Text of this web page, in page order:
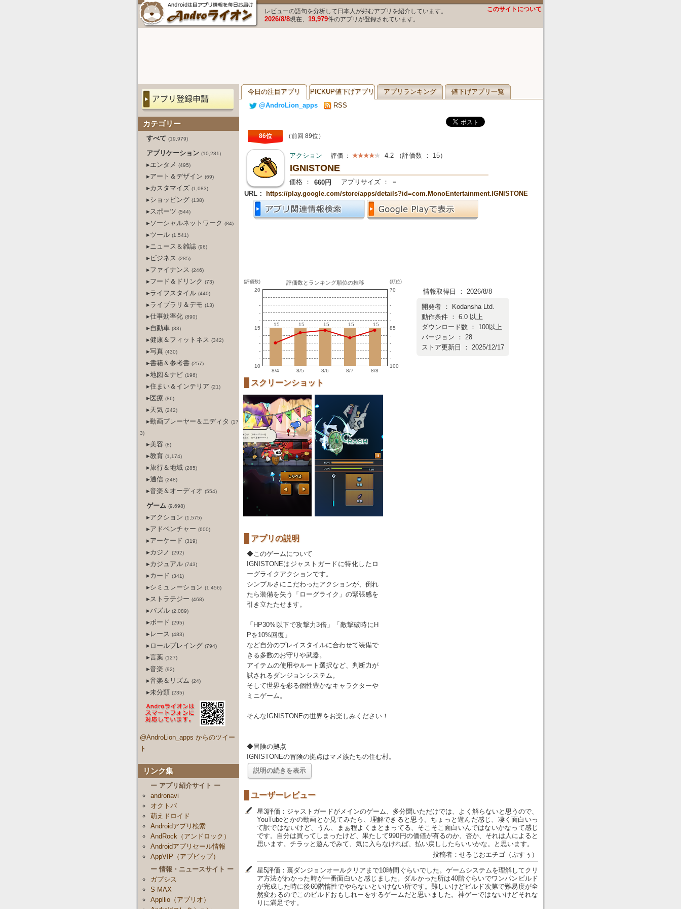
レビューの語句を分析して日本人が好むアプリを紹介しています。
2026/8/8現在、 19,979件のアプリが登録されています。
このサイトについて
今日の注目アプリ PICKUP値下げアプリ アプリランキング
値下げアプリ一覧
@AndroLion_apps
RSS
カテゴリー
すべて (19,979)
アプリケーション (10,281)
▸エンタメ (495)
▸アート＆デザイン (69)
▸カスタマイズ (1,083)
▸ショッピング (138)
▸スポーツ (544)
▸ソーシャルネットワーク (84)
▸ツール (1,541)
▸ニュース＆雑誌 (96)
▸ビジネス (285)
▸ファイナンス (246)
▸フード＆ドリンク (73)
▸ライフスタイル (440)
▸ライブラリ＆デモ (13)
▸仕事効率化 (890)
▸自動車 (33)
▸健康＆フィットネス (342)
▸写真 (430)
▸書籍＆参考書 (257)
▸地図＆ナビ (196)
▸住まい＆インテリア (21)
▸医療 (86)
▸天気 (242)
▸動画プレーヤー＆エディタ (17
3)
▸美容 (8)
▸教育 (1,174)
▸旅行＆地域 (285)
▸通信 (248)
▸音楽＆オーディオ (554)
ゲーム (9,698)
▸アクション (1,575)
▸アドベンチャー (600)
▸アーケード (319)
▸カジノ (292)
▸カジュアル (743)
▸カード (341)
▸シミュレーション (1,456)
▸ストラテジー (468)
▸パズル (2,089)
▸ボード (295)
▸レース (483)
▸ロールプレイング (794)
▸言葉 (127)
▸音楽 (92)
▸音楽＆リズム (24)
▸未分類 (235)
@AndroLion_apps からのツイー
ト
リンク集
ー アプリ紹介サイト ー
andronavi
オクトバ
萌えドロイド
Androidアプリ検索
AndRock（アンドロック）
Androidアプリセール情報
AppVIP（アプビップ）
ー 情報・ニュースサイト ー
ガプシス
S-MAX
Appllio（アプリオ）
86位 （前回 89位）
アクション 評価 ： 4.2 （評価数 ： 15）
IGNISTONE
価格 ： 660円 アプリサイズ ：
－
URL：
https://play.google.com/store/apps/details?id=com.MonoEntertainment.IGNISTONE
(評価数)
20
-
-
-
-
15
-
-
-
-
10
評価数とランキング順位の推移
15
15 15
15 15
15 15
15 15
15
8/4 8/5 8/6 8/7 8/8
(順位)
70
-
-
-
-
85
-
-
-
-
100
情報取得日 ： 2026/8/8
開発者 ：
Kodansha Ltd.
動作条件 ： 6.0 以上
ダウンロード数 ： 100以上
バージョン ： 28
ストア更新日 ： 2025/12/17
スクリーンショット
アプリの説明
◆このゲームについて
IGNISTONEはジャストガードに特化したロ
ーグライクアクションです。
シンプルさにこだわったアクションが、倒れ
たら装備を失う「ローグライク」の緊張感を
引き立たたせます。
「HP30%以下で攻撃力3倍」「敵撃破時にH
Pを10%回復」
など自分のプレイスタイルに合わせて装備で
きる多数のお守りや武器。
アイテムの使用やルート選択など、判断力が
試されるダンジョンシステム。
そして世界を彩る個性豊かなキャラクターや
ミニゲーム。
そんなIGNISTONEの世界をお楽しみください！
◆冒険の拠点
IGNISTONEの冒険の拠点はマメ族たちの住む村。
説明の続きを表示
ユーザーレビュー
星3評価：ジャストガードがメインのゲーム、多分聞いただけでは、よく解らないと思うので、
YouTubeとかの動画とか見てみたら、理解できると思う。ちょっと遊んだ感じ、凄く面白いっ
て訳ではないけど、うん、まぁ程よくまとまってる、そこそこ面白いんではないかなって感じ
です。自分は買ってしまったけど、果たして990円の価値が有るのか、否か、それは人によると
思います。チラッと遊んでみて、気に入らなければ、払い戻ししたらいいかな。と思います。
投稿者：せるじおエチゴ（ぷすぅ）
星5評価：裏ダンジョンオールクリアまで10時間ぐらいでした。ゲームシステムを理解してクリ
ア方法がわかった時が一番面白いと感じました。ダルかった所は40階ぐらいでワンパンビルド
が完成した時に後60階惰性でやらないといけない所です。難しいけどビルド次第で難易度が全
然変わるのでこのビルドおもしれーをするゲームだと思いました。神ゲーではないけどそれな
りに満足です。